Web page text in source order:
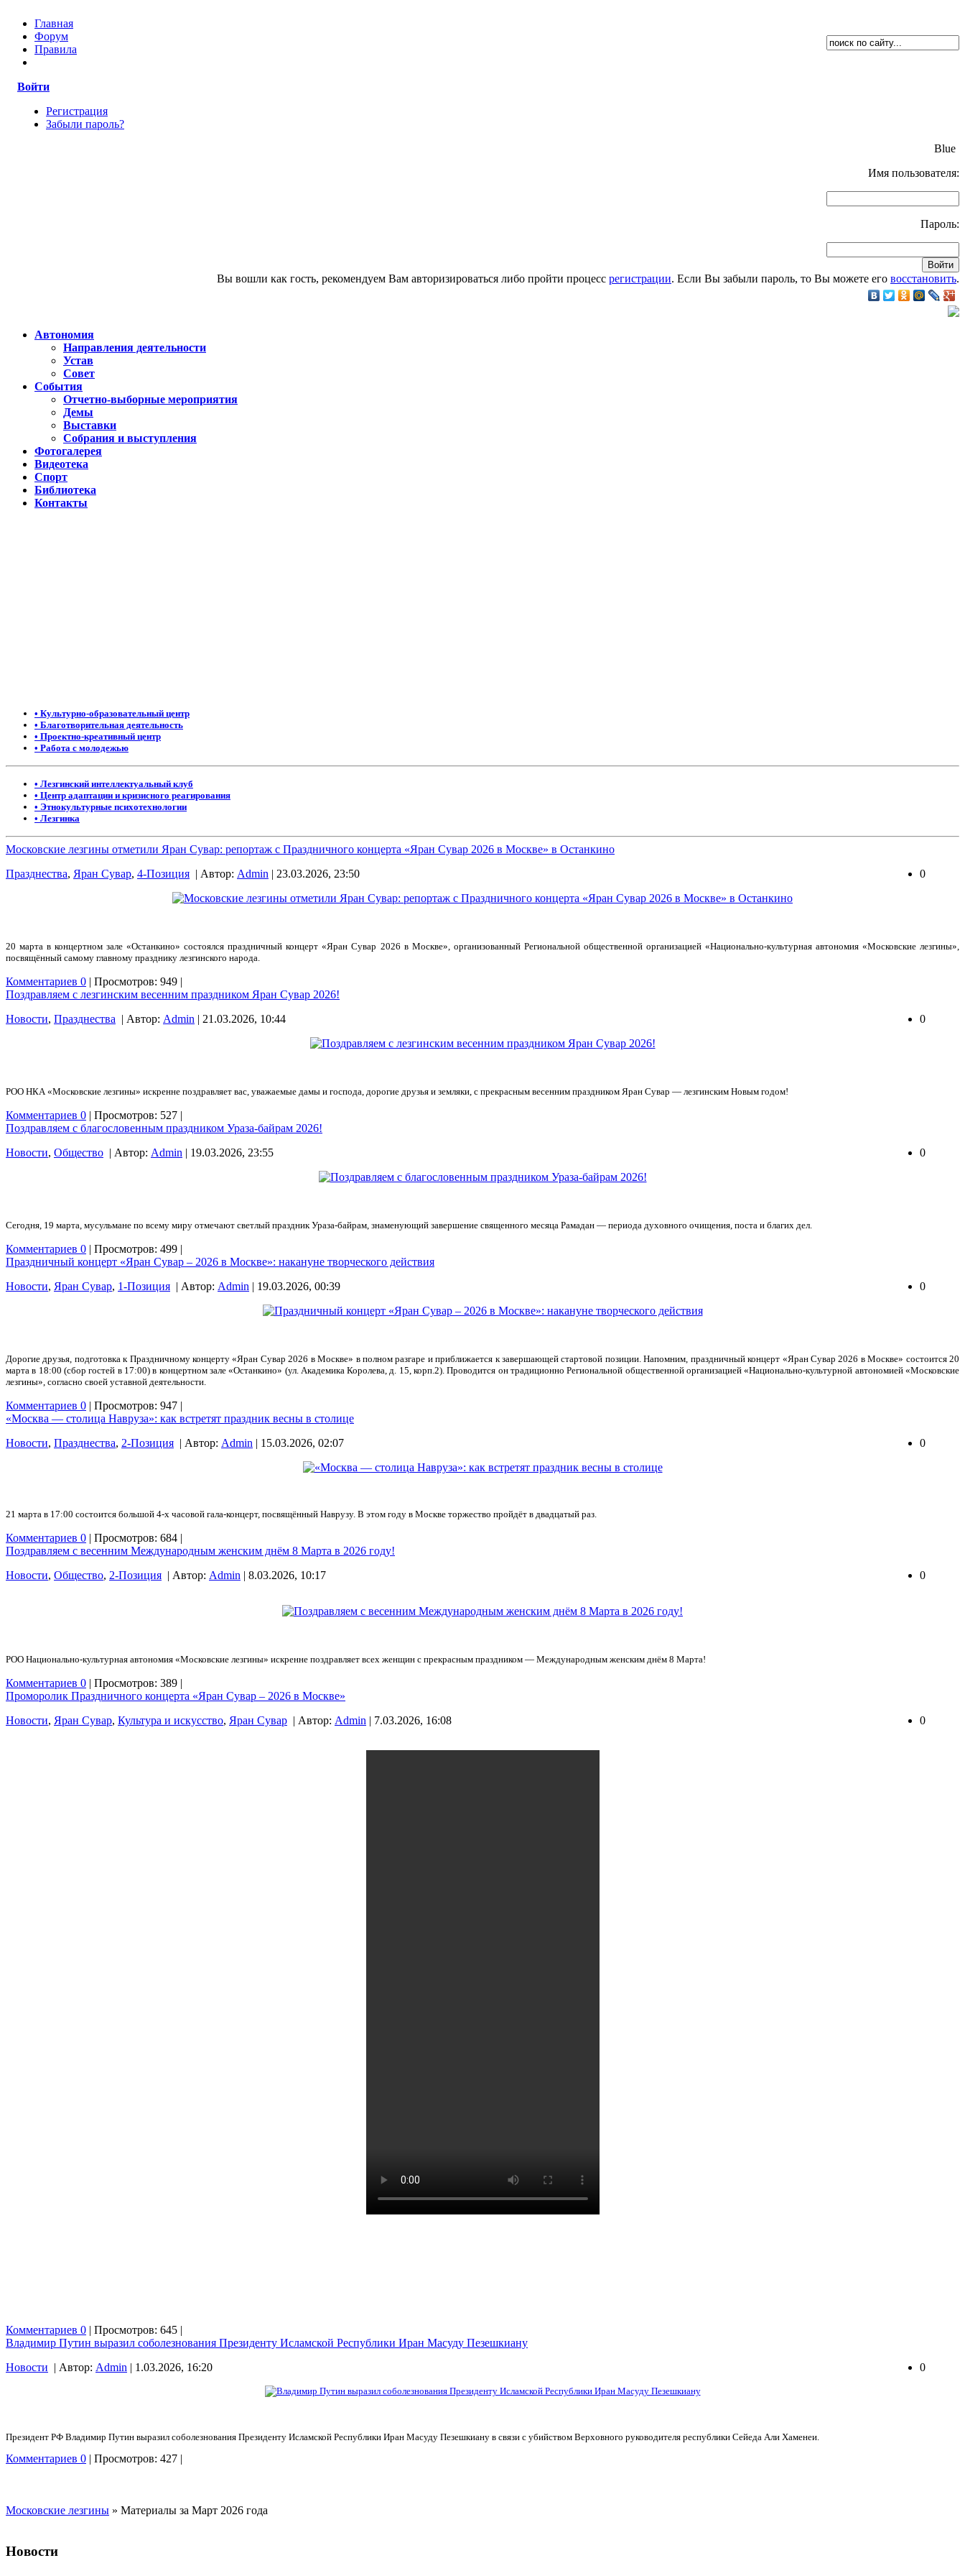
Главная
Форум
Правила
Войти
Регистрация
Забыли пароль?
Blue
Имя пользователя:
Пароль:
Вы вошли как гость, рекомендуем Вам авторизироваться либо пройти процесс регистрации. Если Вы забыли пароль, то Вы можете его восстановить.
Автономия
Направления деятельности
Устав
Совет
События
Отчетно-выборные мероприятия
Демы
Выставки
Собрания и выступления
Фотогалерея
Видеотека
Спорт
Библиотека
Контакты
• Культурно-образовательный центр
• Благотворительная деятельность
• Проектно-креативный центр
• Работа с молодежью
• Лезгинский интеллектуальный клуб
• Центр адаптации и кризисного реагирования
• Этнокультурные психотехнологии
• Лезгинка
Московские лезгины отметили Яран Сувар: репортаж с Праздничного концерта «Яран Сувар 2026 в Москве» в Останкино
Празднества, Яран Сувар, 4-Позиция | Автор: Admin | 23.03.2026, 23:50 0
20 марта в концертном зале «Останкино» состоялся праздничный концерт «Яран Сувар 2026 в Москве», организованный Региональной общественной организацией «Национально-культурная автономия «Московские лезгины»,
посвящённый самому главному празднику лезгинского народа.
Комментариев 0 | Просмотров: 949 |
Поздравляем с лезгинским весенним праздником Яран Сувар 2026!
Новости, Празднества | Автор: Admin | 21.03.2026, 10:44 0
РОО НКА «Московские лезгины» искренне поздравляет вас, уважаемые дамы и господа, дорогие друзья и земляки, с прекрасным весенним праздником Яран Сувар — лезгинским Новым годом!
Комментариев 0 | Просмотров: 527 |
Поздравляем с благословенным праздником Ураза-байрам 2026!
Новости, Общество | Автор: Admin | 19.03.2026, 23:55 0
Сегодня, 19 марта, мусульмане по всему миру отмечают светлый праздник Ураза-байрам, знаменующий завершение священного месяца Рамадан — периода духовного очищения, поста и благих дел.
Комментариев 0 | Просмотров: 499 |
Праздничный концерт «Яран Сувар – 2026 в Москве»: накануне творческого действия
Новости, Яран Сувар, 1-Позиция | Автор: Admin | 19.03.2026, 00:39 0
Дорогие друзья, подготовка к Праздничному концерту «Яран Сувар 2026 в Москве» в полном разгаре и приближается к завершающей стартовой позиции. Напомним, праздничный концерт «Яран Сувар 2026 в Москве» состоится 20
марта в 18:00 (сбор гостей в 17:00) в концертном зале «Останкино» (ул. Академика Королева, д. 15, корп.2). Проводится он традиционно Региональной общественной организацией «Национально-культурной автономией «Московские
лезгины», согласно своей уставной деятельности.
Комментариев 0 | Просмотров: 947 |
«Москва — столица Навруза»: как встретят праздник весны в столице
Новости, Празднества, 2-Позиция | Автор: Admin | 15.03.2026, 02:07 0
21 марта в 17:00 состоится большой 4-х часовой гала-концерт, посвящённый Наврузу. В этом году в Москве торжество пройдёт в двадцатый раз.
Комментариев 0 | Просмотров: 684 |
Поздравляем с весенним Международным женским днём 8 Марта в 2026 году!
Новости, Общество, 2-Позиция | Автор: Admin | 8.03.2026, 10:17 0
РОО Национально-культурная автономия «Московские лезгины» искренне поздравляет всех женщин с прекрасным праздником — Международным женским днём 8 Марта!
Комментариев 0 | Просмотров: 389 |
Проморолик Праздничного концерта «Яран Сувар – 2026 в Москве»
Новости, Яран Сувар, Культура и искусство, Яран Сувар | Автор: Admin | 7.03.2026, 16:08 0
Комментариев 0 | Просмотров: 645 |
Владимир Путин выразил соболезнования Президенту Исламской Республики Иран Масуду Пезешкиану
Новости | Автор: Admin | 1.03.2026, 16:20 0
Президент РФ Владимир Путин выразил соболезнования Президенту Исламской Республики Иран Масуду Пезешкиану в связи с убийством Верховного руководителя республики Сейеда Али Хаменеи.
Комментариев 0 | Просмотров: 427 |
Московские лезгины » Материалы за Март 2026 года
Новости